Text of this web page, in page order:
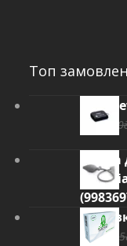
Топ
1,209.00
(9910)